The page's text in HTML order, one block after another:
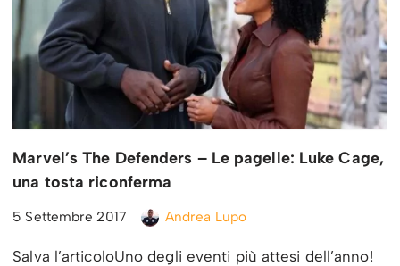
Marvel’s The Defenders – Le pagelle: Luke Cage,
una tosta riconferma
5 Settembre 2017 Andrea Lupo
Salva l’articoloUno degli eventi più attesi dell’anno!